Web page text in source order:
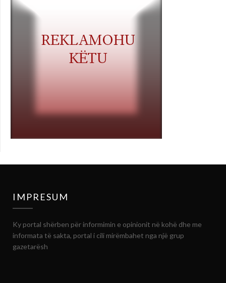
IMPRESUM
Ky portal shërben për informimin e opinionit në kohë dhe me
informata të sakta, portal i cili mirëmbahet nga një grup
gazetarësh